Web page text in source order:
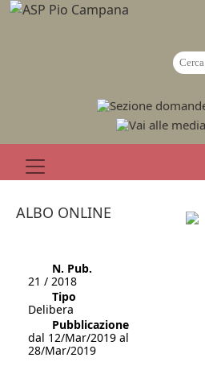
ALBO ONLINE
N. Pub.
21 / 2018
Tipo
Delibera
Pubblicazione
dal 12/Mar/2019 al
28/Mar/2019